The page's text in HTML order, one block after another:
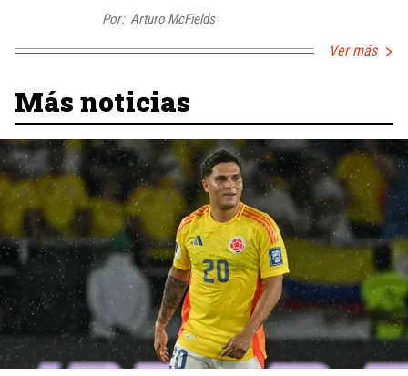
Por: Arturo McFields
Ver más
Más noticias